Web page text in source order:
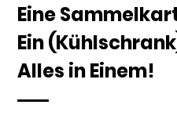
6,00 €
Eine
Ein
Alles in Einem!